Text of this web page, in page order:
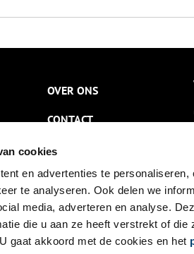
cookies
en advertenties te
te analyseren. Ook delen we
media, adverteren en analyse.
die u aan ze heeft verstrekt of die
gaat akkoord met de cookies en het
OVER ONS
CONTACT
NIEUWSBRIEF
DISCLAIMER
PRIVACY
TOEGANKELIJKHEID